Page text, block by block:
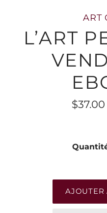
ART
L’ART
$37.00